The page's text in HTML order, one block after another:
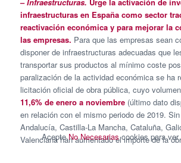
–Infraestructuras. Urge la activación de
infraestructuras en España como sector
reactivación económica y para mejorar la
las empresas. Para que las empresas sean
disponer de infraestructuras adecuadas que
transportar sus productos al mínimo coste
paralización de la actividad económica se ha
licitación oficial de obra pública, cuyo
11,6% de enero a noviembre(último dato
en relación con el mismo periodo de 2019.
Andalucía, Castilla-La Mancha, Cataluña,
Valenciana han aumentado el importe de la
AcepteNo Necesariascookies para ver